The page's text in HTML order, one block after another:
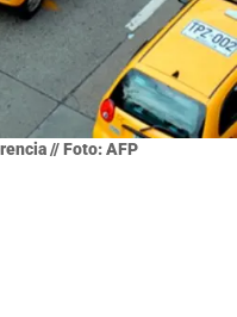
// Foto: AFP